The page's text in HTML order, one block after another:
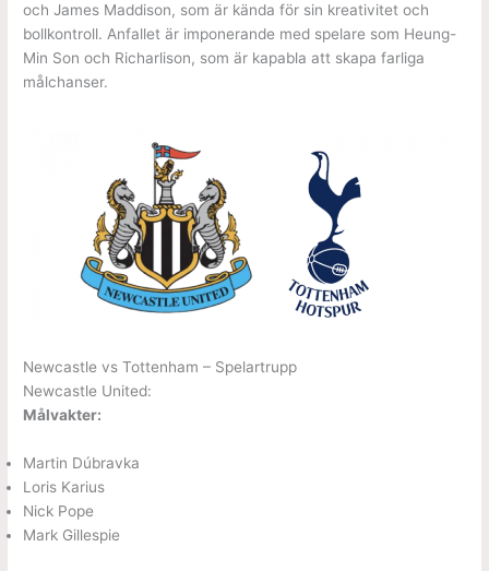
och James Maddison, som är kända för sin kreativitet och
bollkontroll. Anfallet är imponerande med spelare som Heung-
Min Son och Richarlison, som är kapabla att skapa farliga
målchanser.
Newcastle vs Tottenham – Spelartrupp
Newcastle United:
Målvakter:
Martin Dúbravka
Loris Karius
Nick Pope
Mark Gillespie